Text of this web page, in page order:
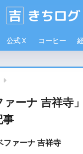
公式Ｘ コーヒー
ァーナ 吉祥寺
事
ファーナ 吉祥寺